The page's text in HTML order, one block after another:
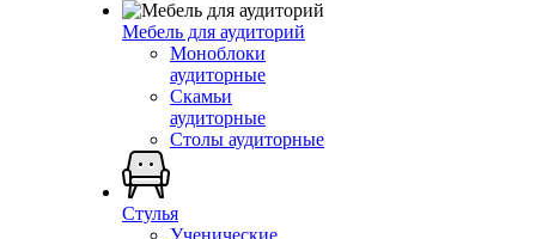
Мебель для аудиторий
Моноблоки
аудиторные
Скамьи
аудиторные
Столы аудиторные
Стулья
Ученические